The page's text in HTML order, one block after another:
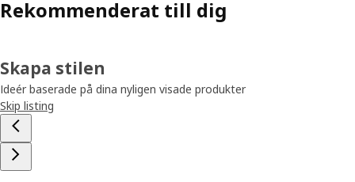
Rekommenderat till dig
Skapa stilen
Ideér baserade på dina nyligen visade produkter
Skip listing